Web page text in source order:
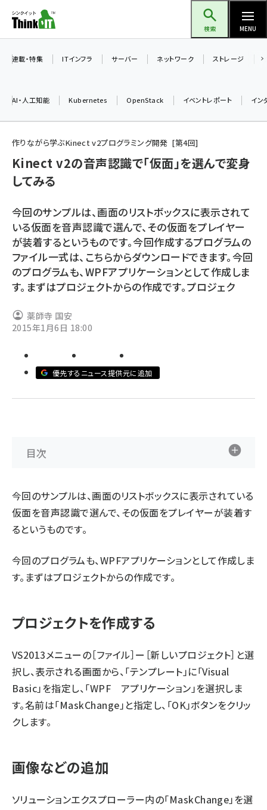
ン
ツ
検索 MENU
加藤銘のチーム貢献～仲間と築いた勝利の絆～ (2304)
iot女子会 (2263)
drupal (1940)
genai (1473)
ai crunch (1347)
abc123 (1346)
連載・特集 ITインフラ サーバー ネットワーク ストレージ
AI・人工知能 Kubernetes OpenStack イベントレポート イン
作りながら学ぶKinect v2プログラミング開発 第4回
Kinect v2の音声認識で「仮面」を選んで変身
してみる
今回のサンプルは、画面のリストボックスに表示されて
いる仮面を音声認識で選んで、その仮面をプレイヤー
が装着するというものです。今回作成するプログラムの
ファイル一式は、こちらからダウンロードできます。今回
のプログラムも、WPFアプリケーションとして作成しま
す。まずはプロジェクトからの作成です。プロジェク
薬師寺 国安
2015年1月6日 18:00
優先するニュース提供元に追加
目次
今回のサンプルは、画面のリストボックスに表示されている
仮面を音声認識で選んで、その仮面をプレイヤーが装着す
るというものです。
今回のプログラムも、WPFアプリケーションとして作成しま
す。まずはプロジェクトからの作成です。
プロジェクトを作成する
VS2013メニューの［ファイル］ー［新しいプロジェクト］と選
択し、表示される画面から、「テンプレート」に「Visual
Basic」を指定し、「WPF アプリケーション」を選択しま
す。名前は「MaskChange」と指定し、「OK」ボタンをクリッ
クします。
画像などの追加
ソリューションエクスプローラー内の「MaskChange」を選